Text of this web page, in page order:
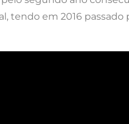
tendo em 2016 passado